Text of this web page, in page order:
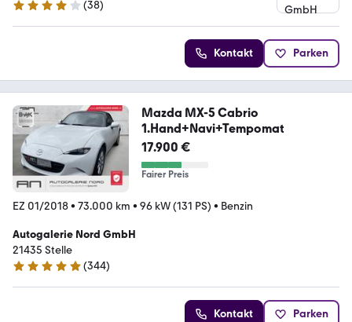
4.1 Sterne
(38)
Kontakt Parken
Mazda MX-5 Cabrio
1.Hand+Navi+Tempomat
17.900 €
Fairer Preis
EZ 01/2018• 73.000 km • 96 kW (131 PS) • Benzin
Autogalerie Nord GmbH
21435 Stelle
4.8 Sterne
(344)
Kontakt Parken